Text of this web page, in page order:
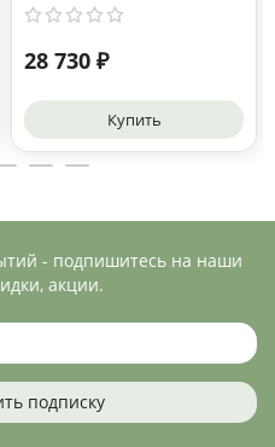
28 730 ₽
Купить
- подпишитесь на наши
акции.
подписку